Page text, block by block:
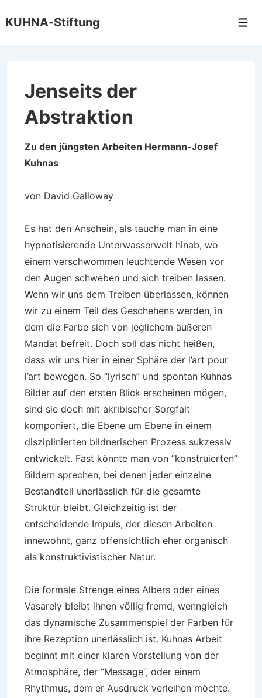
Zum
KUHNA-Stiftung
Jenseits der
Abstraktion
Zu den jüngsten Arbeiten Hermann-Josef
Kuhnas
von David Galloway
Es hat den Anschein, als tauche man in eine
hypnotisierende Unterwasserwelt hinab, wo
einem verschwommen leuchtende Wesen vor
den Augen schweben und sich treiben lassen.
Wenn wir uns dem Treiben überlassen, können
wir zu einem Teil des Geschehens werden, in
dem die Farbe sich von jeglichem äußeren
Mandat befreit. Doch soll das nicht heißen,
dass wir uns hier in einer Sphäre der l’art pour
l’art bewegen. So “lyrisch” und spontan Kuhnas
Bilder auf den ersten Blick erscheinen mögen,
sind sie doch mit akribischer Sorgfalt
komponiert, die Ebene um Ebene in einem
disziplinierten bildnerischen Prozess sukzessiv
entwickelt. Fast könnte man von “konstruierten”
Bildern sprechen, bei denen jeder einzelne
Bestandteil unerlässlich für die gesamte
Struktur bleibt. Gleichzeitig ist der
entscheidende Impuls, der diesen Arbeiten
innewohnt, ganz offensichtlich eher organisch
als konstruktivistischer Natur.
Die formale Strenge eines Albers oder eines
Vasarely bleibt ihnen völlig fremd, wenngleich
das dynamische Zusammenspiel der Farben für
ihre Rezeption unerlässlich ist. Kuhnas Arbeit
beginnt mit einer klaren Vorstellung von der
Atmosphäre, der “Message”, oder einem
Rhythmus, dem er Ausdruck verleihen möchte.